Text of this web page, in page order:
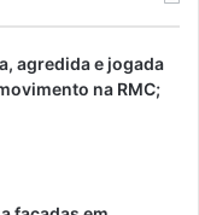
agredida e jogada
na RMC;